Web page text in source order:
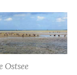
Ostsee